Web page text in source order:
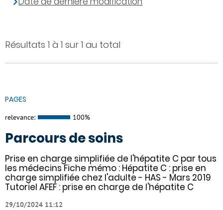
Résultats 1 à 1 sur 1 au total
PAGES
relevance: 100%
Parcours de soins
Prise en charge simplifiée de l'hépatite C par tous
les médecins Fiche mémo : Hépatite C : prise en
charge simplifiée chez l'adulte - HAS - Mars 2019
Tutoriel AFEF : prise en charge de l'hépatite C
29/10/2024 11:12